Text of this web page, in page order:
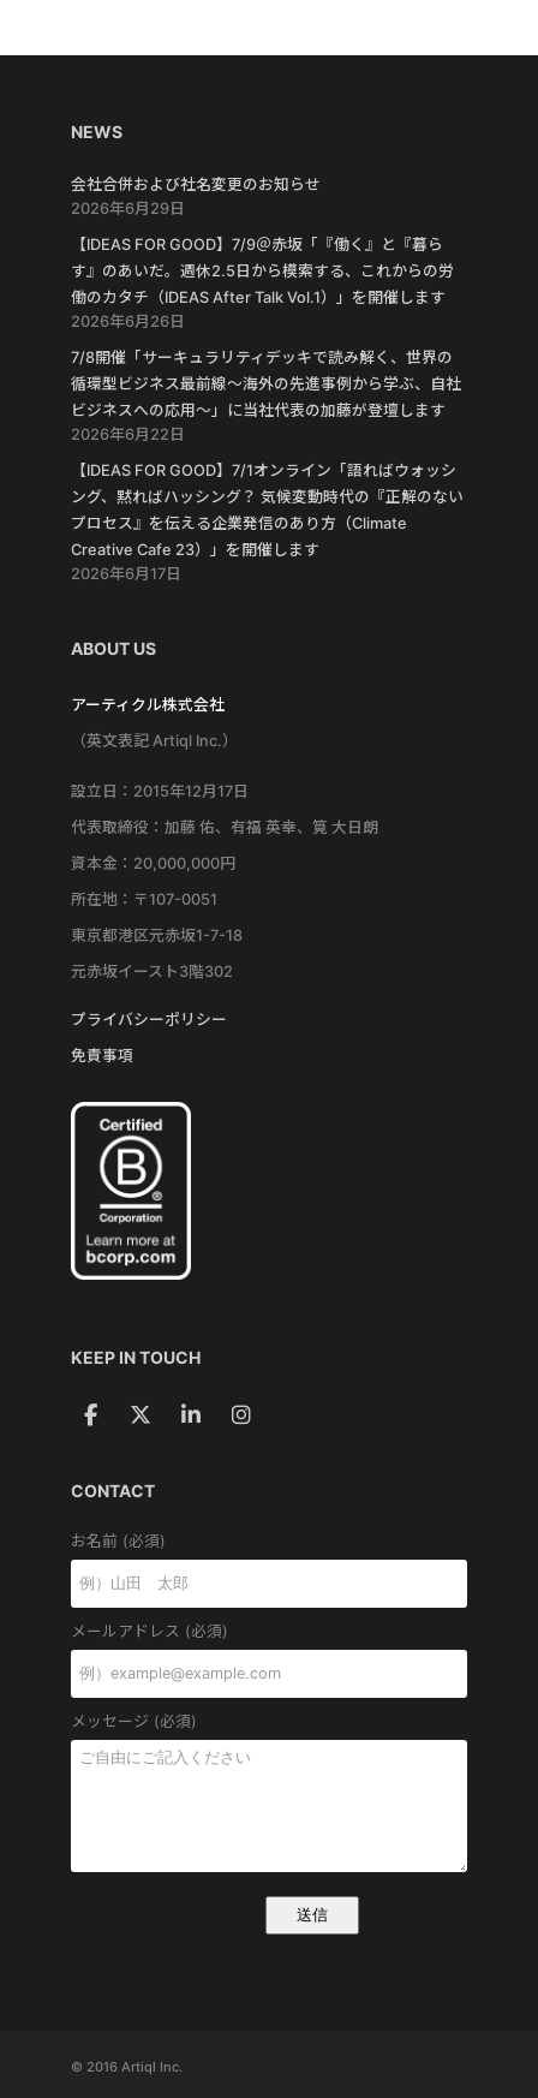
NEWS
会社合併および社名変更のお知らせ
2026年6月29日
【IDEAS FOR GOOD】7/9＠赤坂「『働く』と『暮ら
す』のあいだ。週休2.5日から模索する、これからの労
働のカタチ（IDEAS After Talk Vol.1）」を開催します
2026年6月26日
7/8開催「サーキュラリティデッキで読み解く、世界の
循環型ビジネス最前線〜海外の先進事例から学ぶ、自社
ビジネスへの応用〜」に当社代表の加藤が登壇します
2026年6月22日
【IDEAS FOR GOOD】7/1オンライン「語ればウォッシ
ング、黙ればハッシング？ 気候変動時代の『正解のない
プロセス』を伝える企業発信のあり方（Climate
Creative Cafe 23）」を開催します
2026年6月17日
ABOUT US
アーティクル株式会社
（英文表記 Artiql Inc.）
設立日：2015年12月17日
代表取締役：加藤 佑、有福 英幸、筧 大日朗
資本金：20,000,000円
所在地：〒107-0051
東京都港区元赤坂1-7-18
元赤坂イースト3階302
プライバシーポリシー
免責事項
KEEP IN TOUCH
CONTACT
お名前 (必須)
メールアドレス (必須)
メッセージ (必須)
© 2016 Artiql Inc.